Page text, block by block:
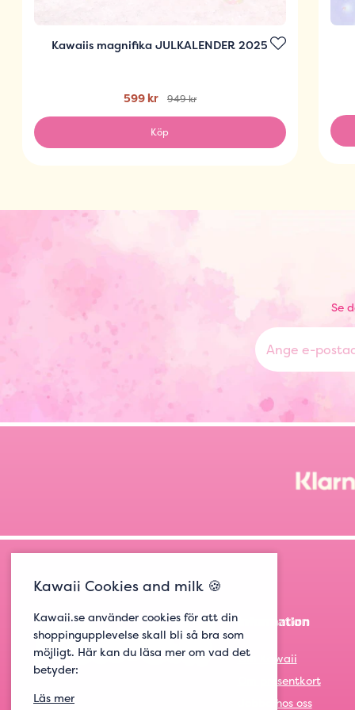
Kawaiis magnifika JULKALENDER 2025
599 kr 949 kr
Köp
Se
Information
Om Kawaii
Om presentkort
Jobba hos oss
Kawaii Cookies and milk 🍪
Kawaii.se använder cookies för att din
shoppingupplevelse skall bli så bra som
möjligt. Här kan du läsa mer om vad det
betyder:
Läs mer